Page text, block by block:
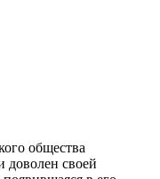
общества
доволен своей